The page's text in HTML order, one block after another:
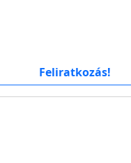
Feliratkozás!